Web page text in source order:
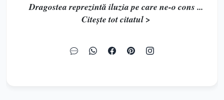
Dragostea reprezintă iluzia pe care ne-o cons ...
Citește tot citatul >